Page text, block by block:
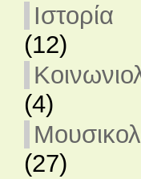
Ιστορία
(12)
(4)
(27)